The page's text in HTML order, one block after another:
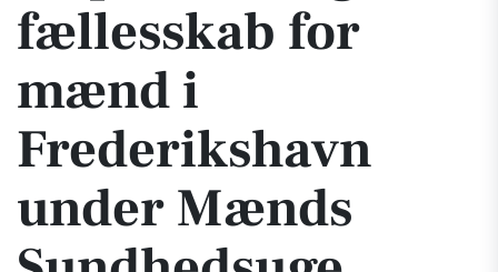
fællesskab for
mænd i
Frederikshavn
under Mænds